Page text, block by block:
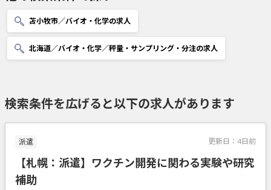
苫小牧市／バイオ・化学の求人
北海道／バイオ・化学／秤量・サンプリング・分注の求人
検索条件を広げると以下の求人があります
派遣 更新日： 4日前
【札幌：派遣】ワクチン開発に関わる実験や研究
補助